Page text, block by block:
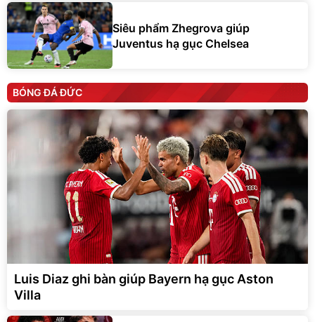
Siêu phẩm Zhegrova giúp
Juventus hạ gục Chelsea
BÓNG ĐÁ ĐỨC
Luis Diaz ghi bàn giúp Bayern hạ gục Aston
Villa